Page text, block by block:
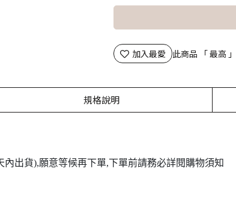
加入最愛 此商品 「 最高
規格說明
出貨),願意等候再下單,下單前請務必詳閱購物須知